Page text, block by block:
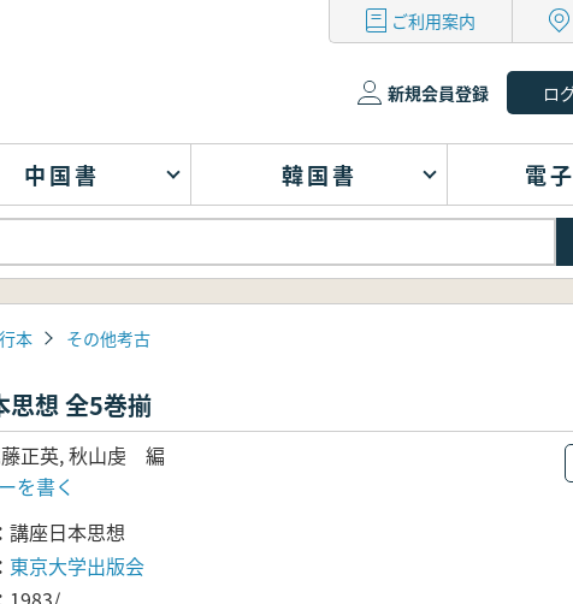
ご利用案内
新規会員登録
中国書 韓国書 電
本 その他考古
思想 全5巻揃
正英, 秋山虔 編
を書く
講座日本思想
東京大学出版会